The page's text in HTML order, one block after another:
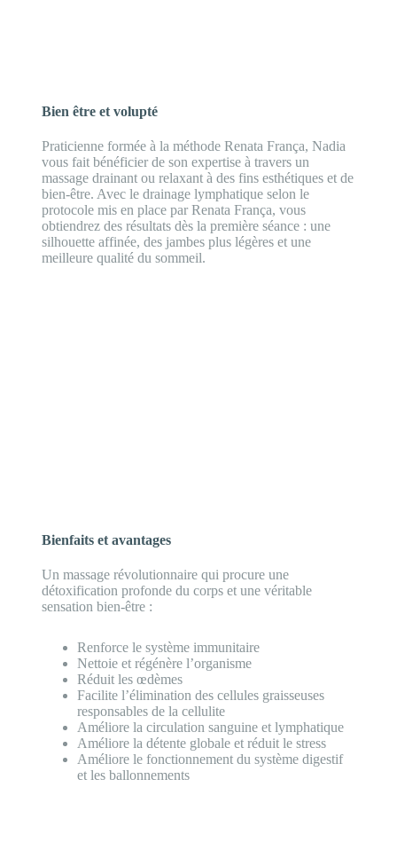
Bien être et volupté
Praticienne formée à la méthode Renata França, Nadia
vous fait bénéficier de son expertise à travers un
massage drainant ou relaxant à des fins esthétiques et de
bien-être. Avec le drainage lymphatique selon le
protocole mis en place par Renata França, vous
obtiendrez des résultats dès la première séance : une
silhouette affinée, des jambes plus légères et une
meilleure qualité du sommeil.
Bienfaits et avantages
Un massage révolutionnaire qui procure une
détoxification profonde du corps et une véritable
sensation bien-être :
Renforce le système immunitaire
Nettoie et régénère l’organisme
Réduit les œdèmes
Facilite l’élimination des cellules graisseuses
responsables de la cellulite
Améliore la circulation sanguine et lymphatique
Améliore la détente globale et réduit le stress
Améliore le fonctionnement du système digestif
et les ballonnements